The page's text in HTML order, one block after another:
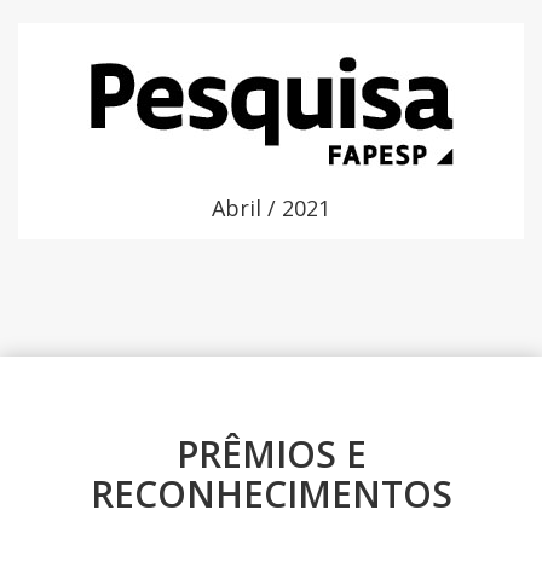
Abril / 2021
PRÊMIOS E
RECONHECIMENTOS